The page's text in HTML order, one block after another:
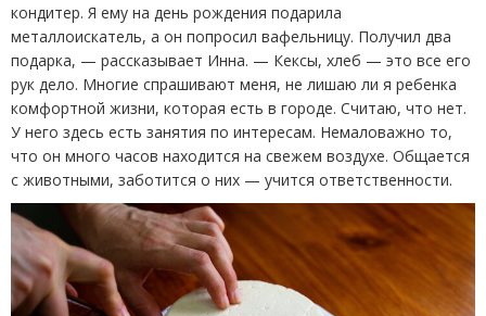
кондитер. Я ему на день рождения подарила
металлоискатель, а он попросил вафельницу. Получил два
подарка, — рассказывает Инна. — Кексы, хлеб — это все его
рук дело. Многие спрашивают меня, не лишаю ли я ребенка
комфортной жизни, которая есть в городе. Считаю, что нет.
У него здесь есть занятия по интересам. Немаловажно то,
что он много часов находится на свежем воздухе. Общается
с животными, заботится о них — учится ответственности.